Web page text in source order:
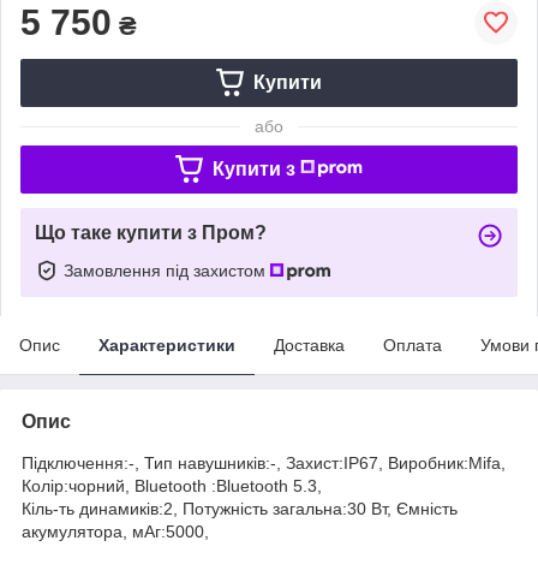
5 750 ₴
Купити
або
Купити з
Що таке купити з Пром?
Замовлення під захистом
Опис Характеристики Доставка Оплата Умови
Опис
Підключення:-, Тип навушників:-, Захист:IP67, Виробник:Mifa,
Колір:чорний, Bluetooth :Bluetooth 5.3,
Кіль-ть динамиків:2, Потужність загальна:30 Вт, Ємність
акумулятора, мАг:5000,